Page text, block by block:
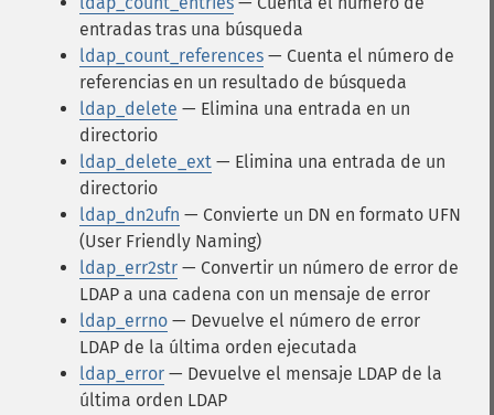
entradas tras una búsqueda
ldap_count_references — Cuenta el número de
referencias en un resultado de búsqueda
ldap_delete — Elimina una entrada en un
directorio
ldap_delete_ext — Elimina una entrada de un
directorio
ldap_dn2ufn — Convierte un DN en formato UFN
(User Friendly Naming)
ldap_err2str — Convertir un número de error de
LDAP a una cadena con un mensaje de error
ldap_errno — Devuelve el número de error
LDAP de la última orden ejecutada
ldap_error — Devuelve el mensaje LDAP de la
última orden LDAP